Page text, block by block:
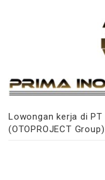
Lowongan kerja di
(OTOPROJECT